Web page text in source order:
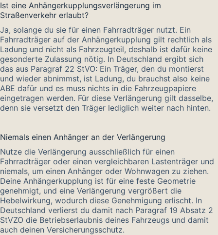
Ist eine Anhängerkupplungsverlängerung im
Straßenverkehr erlaubt?
Ja, solange du sie für einen Fahrradträger nutzt. Ein
Fahrradträger auf der Anhängerkupplung gilt rechtlich als
Ladung und nicht als Fahrzeugteil, deshalb ist dafür keine
gesonderte Zulassung nötig. In Deutschland ergibt sich
das aus Paragraf 22 StVO: Ein Träger, den du montierst
und wieder abnimmst, ist Ladung, du brauchst also keine
ABE dafür und es muss nichts in die Fahrzeugpapiere
eingetragen werden. Für diese Verlängerung gilt dasselbe,
denn sie versetzt den Träger lediglich weiter nach hinten.
Niemals einen Anhänger an der Verlängerung
Nutze die Verlängerung ausschließlich für einen
Fahrradträger oder einen vergleichbaren Lastenträger und
niemals, um einen Anhänger oder Wohnwagen zu ziehen.
Deine Anhängerkupplung ist für eine feste Geometrie
genehmigt, und eine Verlängerung vergrößert die
Hebelwirkung, wodurch diese Genehmigung erlischt. In
Deutschland verlierst du damit nach Paragraf 19 Absatz 2
StVZO die Betriebserlaubnis deines Fahrzeugs und damit
auch deinen Versicherungsschutz.